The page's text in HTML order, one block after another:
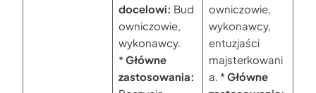
docelowi: Bud
owniczowie,
wykonawcy.
*Główne
zastosowania:
owniczowie,
wykonawcy,
entuzjaści
majsterkowani
a. *Główne